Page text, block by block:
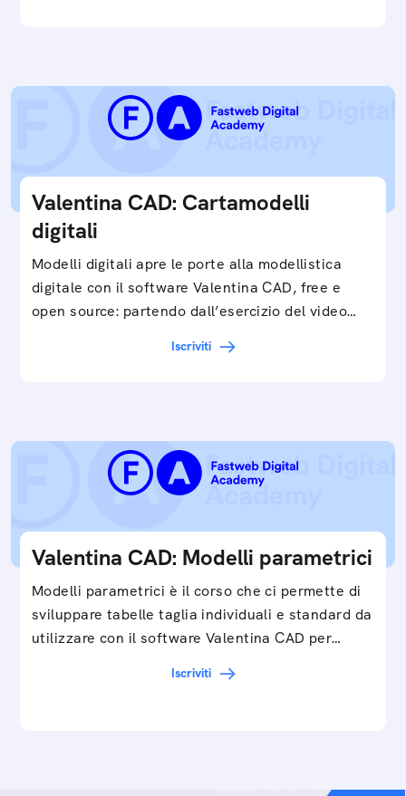
Valentina CAD: Cartamodelli
digitali
Modelli digitali apre le porte alla modellistica
digitale con il software Valentina CAD, free e
open source: partendo dall’esercizio del video…
Iscriviti
Valentina CAD: Modelli parametrici
Modelli parametrici è il corso che ci permette di
sviluppare tabelle taglia individuali e standard da
utilizzare con il software Valentina CAD per…
Iscriviti